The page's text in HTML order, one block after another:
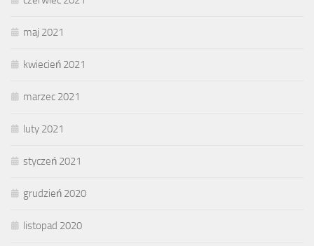
maj 2021
kwiecień 2021
marzec 2021
luty 2021
styczeń 2021
grudzień 2020
listopad 2020